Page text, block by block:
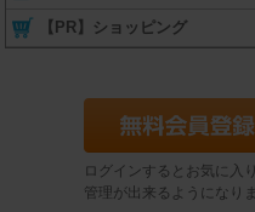
【PR】ショッピング
ログインするとお気に入
管理が出来るようになり